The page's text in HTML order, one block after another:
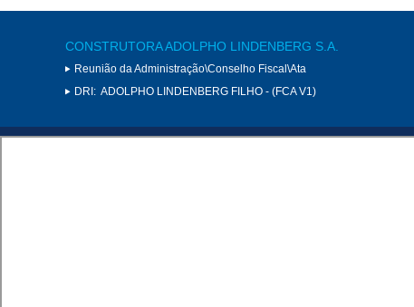
CONSTRUTORA ADOLPHO LINDENBERG S.A.
Reunião da Administração\Conselho Fiscal\Ata
DRI: ADOLPHO LINDENBERG FILHO - (FCA V1)